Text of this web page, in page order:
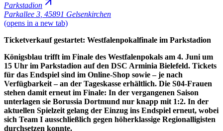
Parkstadion
Parkallee 3 45891 Gelsenkirchen
(opens in a new tab)
Ticketverkauf gestartet: Westfalenpokalfinale im Parkstadion
Königsblau trifft im Finale des Westfalenpokals am 4. Juni um
15 Uhr im Parkstadion auf den DSC Arminia Bielefeld. Tickets
für das Endspiel sind im Online-Shop sowie – je nach
Verfügbarkeit – an der Tageskasse erhältlich. Die S04-Frauen
stehen damit erneut im Finale: In der vergangenen Saison
unterlagen sie Borussia Dortmund nur knapp mit 1:2. In der
aktuellen Spielzeit gelang der Einzug ins Endspiel erneut, wobei
sich Team I ausschließlich gegen höherklassige Regionalligisten
durchsetzen konnte.